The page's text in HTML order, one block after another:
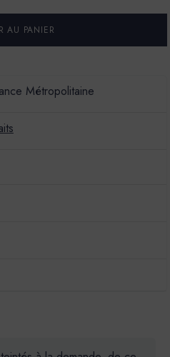
POUR
FINITION
LISSE
ATELIER
Métropolitaine